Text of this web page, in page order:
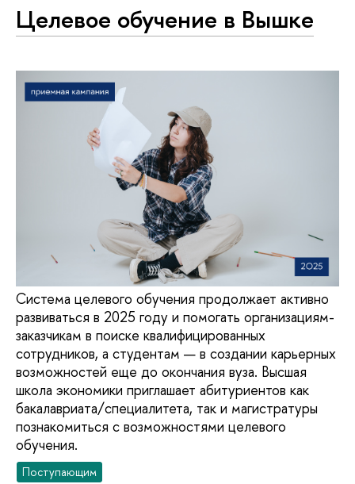
Целевое обучение в Вышке
Система целевого обучения продолжает активно
развиваться в 2025 году и помогать организациям-
заказчикам в поиске квалифицированных
сотрудников, а студентам — в создании карьерных
возможностей еще до окончания вуза. Высшая
школа экономики приглашает абитуриентов как
бакалавриата/специалитета, так и магистратуры
познакомиться с возможностями целевого
обучения.
Поступающим